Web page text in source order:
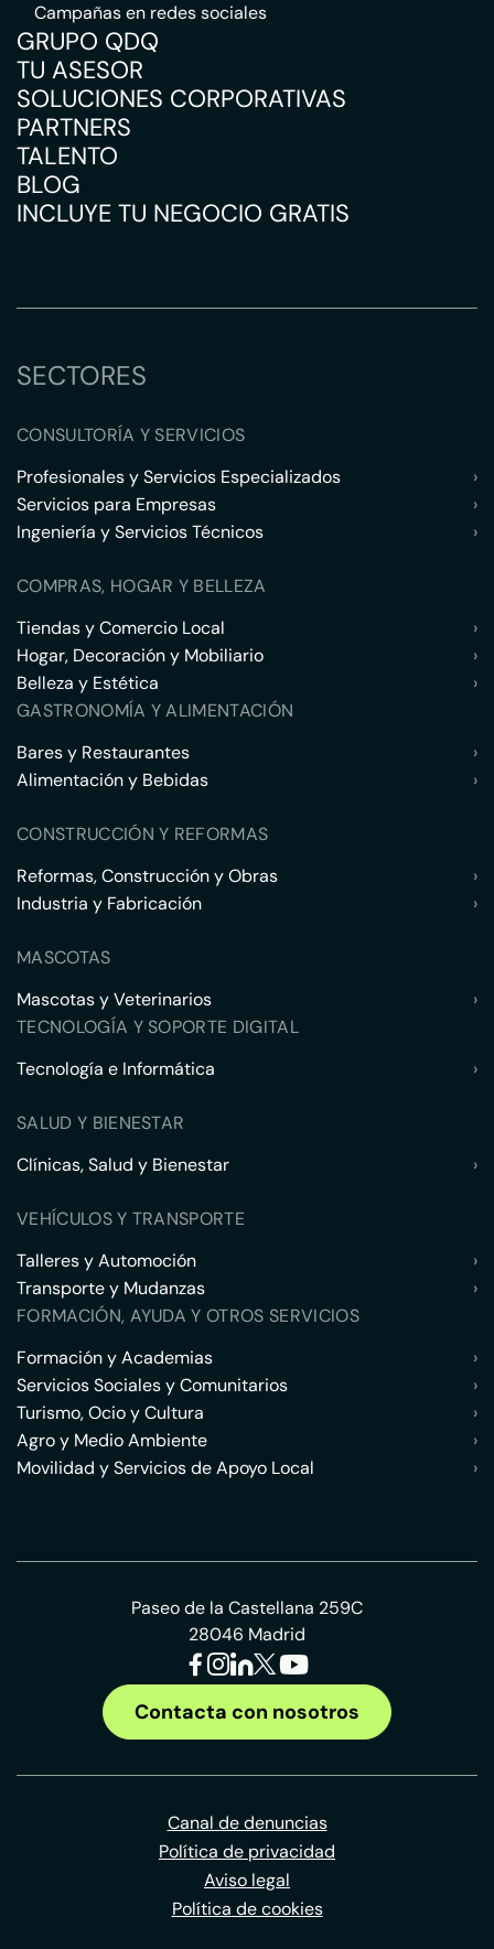
Campañas en redes sociales
GRUPO QDQ
TU ASESOR
SOLUCIONES CORPORATIVAS
PARTNERS
TALENTO
BLOG
INCLUYE TU NEGOCIO GRATIS
SECTORES
CONSULTORÍA Y SERVICIOS
Profesionales y Servicios Especializados
›
Servicios para Empresas
›
Ingeniería y Servicios Técnicos
›
COMPRAS, HOGAR Y BELLEZA
Tiendas y Comercio Local
›
Hogar, Decoración y Mobiliario
›
Belleza y Estética
›
GASTRONOMÍA Y ALIMENTACIÓN
Bares y Restaurantes
›
Alimentación y Bebidas
›
CONSTRUCCIÓN Y REFORMAS
Reformas, Construcción y Obras
›
Industria y Fabricación
›
MASCOTAS
Mascotas y Veterinarios
›
TECNOLOGÍA Y SOPORTE DIGITAL
Tecnología e Informática
›
SALUD Y BIENESTAR
Clínicas, Salud y Bienestar
›
VEHÍCULOS Y TRANSPORTE
Talleres y Automoción
›
Transporte y Mudanzas
›
FORMACIÓN, AYUDA Y OTROS SERVICIOS
Formación y Academias
›
Servicios Sociales y Comunitarios
›
Turismo, Ocio y Cultura
›
Agro y Medio Ambiente
›
Movilidad y Servicios de Apoyo Local
›
Paseo de la Castellana 259C
28046 Madrid
Contacta con nosotros
Canal de denuncias
Política de privacidad
Aviso legal
Política de cookies